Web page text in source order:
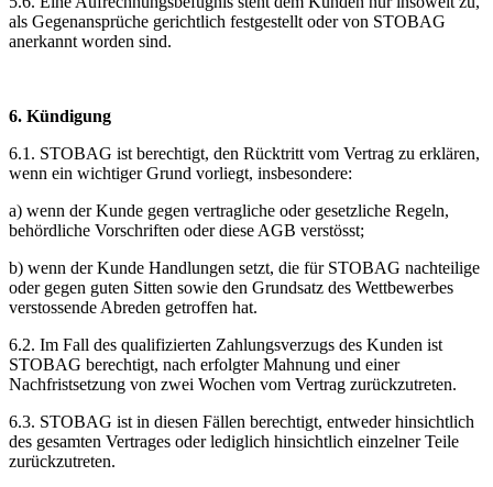
als Gegenansprüche gerichtlich festgestellt oder von STOBAG
anerkannt worden sind.
6. Kündigung
6.1. STOBAG ist berechtigt, den Rücktritt vom Vertrag zu erklären,
wenn ein wichtiger Grund vorliegt, insbesondere:
a) wenn der Kunde gegen vertragliche oder gesetzliche Regeln,
behördliche Vorschriften oder diese AGB verstösst;
b) wenn der Kunde Handlungen setzt, die für STOBAG nachteilige
oder gegen guten Sitten sowie den Grundsatz des Wettbewerbes
verstossende Abreden getroffen hat.
6.2. Im Fall des qualifizierten Zahlungsverzugs des Kunden ist
STOBAG berechtigt, nach erfolgter Mahnung und einer
Nachfristsetzung von zwei Wochen vom Vertrag zurückzutreten.
6.3. STOBAG ist in diesen Fällen berechtigt, entweder hinsichtlich
des gesamten Vertrages oder lediglich hinsichtlich einzelner Teile
zurückzutreten.